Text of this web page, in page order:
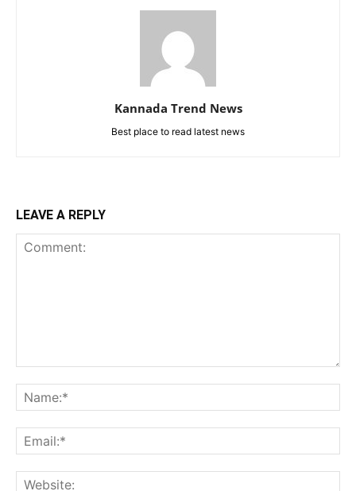
Kannada Trend News
Best place to read latest news
LEAVE A REPLY